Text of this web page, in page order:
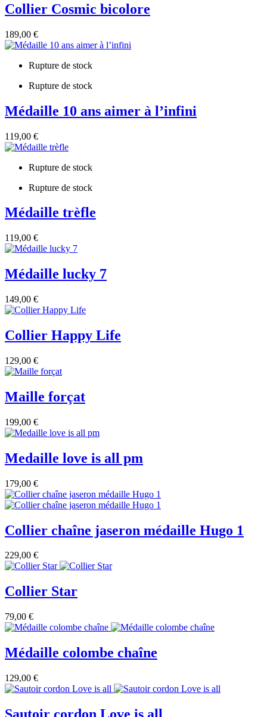
Collier Cosmic bicolore
189,00 €
Rupture de stock
Rupture de stock
Médaille 10 ans aimer à l’infini
119,00 €
Rupture de stock
Rupture de stock
Médaille trèfle
119,00 €
Médaille lucky 7
149,00 €
Collier Happy Life
129,00 €
Maille forçat
199,00 €
Medaille love is all pm
179,00 €
Collier chaîne jaseron médaille Hugo 1
229,00 €
Collier Star
79,00 €
Médaille colombe chaîne
129,00 €